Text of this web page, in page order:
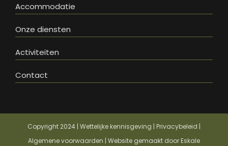
Accommodatie
Onze diensten
Activiteiten
Contact
Copyright 2024 | Wettelijke kennisgeving | Privacybeleid |
Algemene voorwaarden | Website gemaakt door Eskale